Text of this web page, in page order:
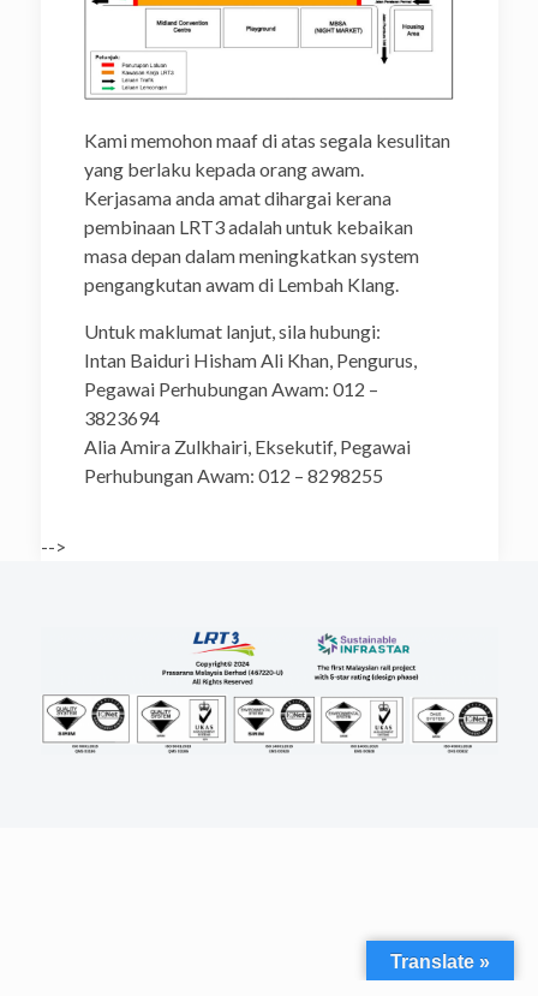
Kami memohon maaf di atas segala kesulitan
yang berlaku kepada orang awam.
Kerjasama anda amat dihargai kerana
pembinaan LRT3 adalah untuk kebaikan
masa depan dalam meningkatkan system
pengangkutan awam di Lembah Klang.
Untuk maklumat lanjut, sila hubungi:
Intan Baiduri Hisham Ali Khan, Pengurus,
Pegawai Perhubungan Awam: 012 –
3823694
Alia Amira Zulkhairi, Eksekutif, Pegawai
Perhubungan Awam: 012 – 8298255
-->
Translate »